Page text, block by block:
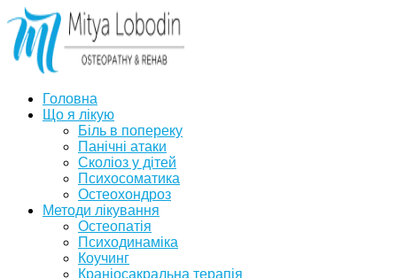
Головна
Що я лікую
Біль в попереку
Панічні атаки
Сколіоз у дітей
Психосоматика
Остеохондроз
Методи лікування
Остеопатія
Психодинаміка
Коучинг
Краніосакральна терапія